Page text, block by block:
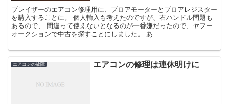
ブレイザーのエアコン修理用に、ブロアモーターとブロアレジスター
を購入することに。 個人輸入も考えたのですが、右ハンドル問題も
あるので、 間違って使えないとなるのが一番嫌だったので、ヤフー
オークションで中古を探すことにしました。 あ...
エアコンの故障 エアコンの修理は連休明けに